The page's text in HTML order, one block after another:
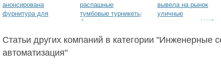
анонсирована
фурнитура для
распашные
тумбовые турникеты
Gunnebo серии
вывела на рынок
уличные
видеокамеры AXIS
Full HD при 50 к/с и
Статьи других компаний в категории "Инженерные
автоматизация"